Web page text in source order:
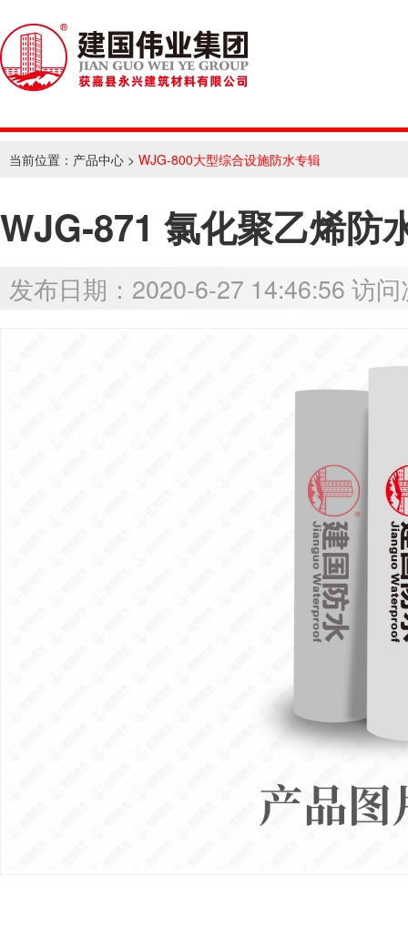
当前位置： 产品中心 > WJG-800大型综合设施防水专辑
WJG-871 氯化聚乙烯防
发布日期：2020-6-27 14:46:56 访